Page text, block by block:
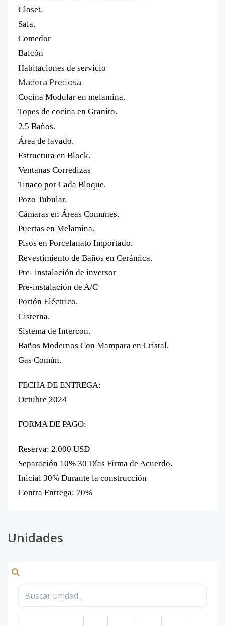
Closet.
Sala.
Comedor
Balcón
Habitaciones de servicio
Madera Preciosa
Cocina Modular en melamina.
Topes de cocina en Granito.
2.5 Baños.
Área de lavado.
Estructura en Block.
Ventanas Corredizas
Tinaco por Cada Bloque.
Pozo Tubular.
Cámaras en Áreas Comunes.
Puertas en Melamina.
Pisos en Porcelanato Importado.
Revestimiento de Baños en Cerámica.
Pre- instalación de inversor
Pre-instalación de A/C
Portón Eléctrico.
Cisterna.
Sistema de Intercon.
Baños Modernos Con Mampara en Cristal.
Gas Común.
FECHA DE ENTREGA:
Octubre 2024
FORMA DE PAGO:
Reserva: 2.000 USD
Separación 10% 30 Días Firma de Acuerdo.
Inicial 30% Durante la construcción
Contra Entrega: 70%
Unidades